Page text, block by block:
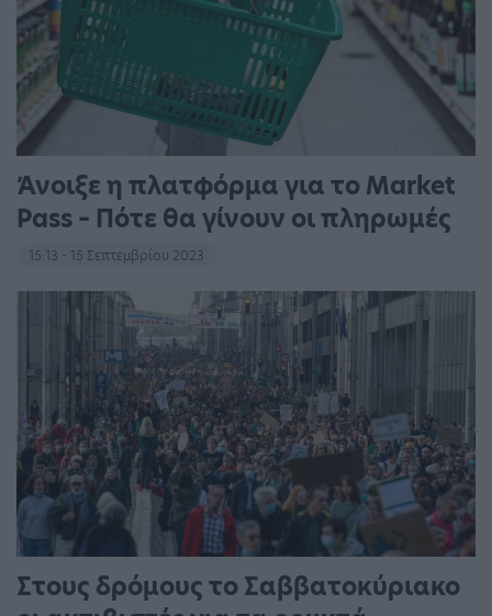
Άνοιξε η πλατφόρμα για το Market
Pass – Πότε θα γίνουν οι πληρωμές
15:13 - 15 Σεπτεμβρίου 2023
Στους δρόμους το Σαββατοκύριακο